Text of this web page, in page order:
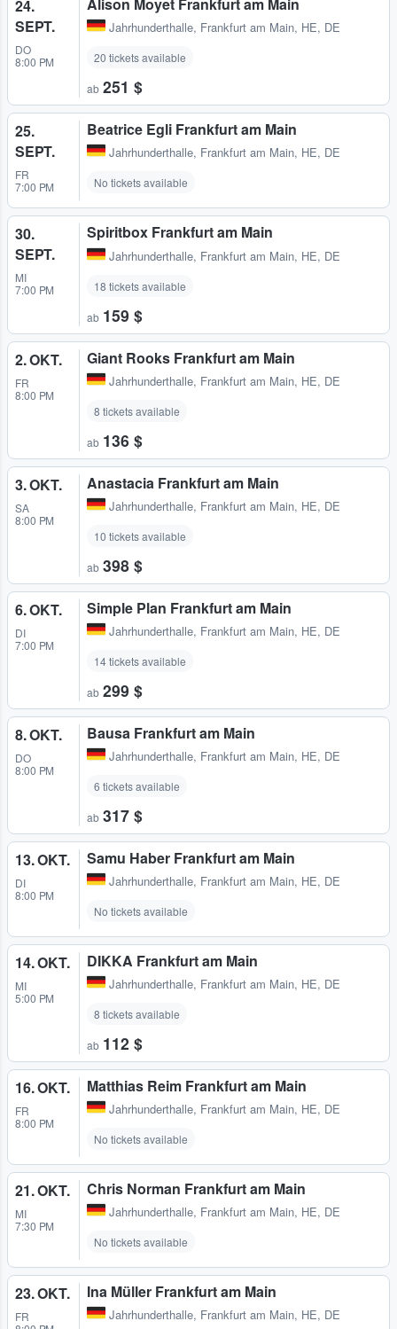
24.
SEPT.
DO
8:00 PM
Alison Moyet Frankfurt am Main
Jahrhunderthalle, Frankfurt am Main, HE, DE
20 tickets available
ab 251 $
25.
SEPT.
FR
7:00 PM
Beatrice Egli Frankfurt am Main
Jahrhunderthalle, Frankfurt am Main, HE, DE
No tickets available
30.
SEPT.
MI
7:00 PM
Spiritbox Frankfurt am Main
Jahrhunderthalle, Frankfurt am Main, HE, DE
18 tickets available
ab 159 $
2. OKT.
FR
8:00 PM
Giant Rooks Frankfurt am Main
Jahrhunderthalle, Frankfurt am Main, HE, DE
8 tickets available
ab 136 $
3. OKT.
SA
8:00 PM
Anastacia Frankfurt am Main
Jahrhunderthalle, Frankfurt am Main, HE, DE
10 tickets available
ab 398 $
6. OKT.
DI
7:00 PM
Simple Plan Frankfurt am Main
Jahrhunderthalle, Frankfurt am Main, HE, DE
14 tickets available
ab 299 $
8. OKT.
DO
8:00 PM
Bausa Frankfurt am Main
Jahrhunderthalle, Frankfurt am Main, HE, DE
6 tickets available
ab 317 $
13. OKT.
DI
8:00 PM
Samu Haber Frankfurt am Main
Jahrhunderthalle, Frankfurt am Main, HE, DE
No tickets available
14. OKT.
MI
5:00 PM
DIKKA Frankfurt am Main
Jahrhunderthalle, Frankfurt am Main, HE, DE
8 tickets available
ab 112 $
16. OKT.
FR
8:00 PM
Matthias Reim Frankfurt am Main
Jahrhunderthalle, Frankfurt am Main, HE, DE
No tickets available
21. OKT.
MI
7:30 PM
Chris Norman Frankfurt am Main
Jahrhunderthalle, Frankfurt am Main, HE, DE
No tickets available
23. OKT.
FR
Ina Müller Frankfurt am Main
Jahrhunderthalle, Frankfurt am Main, HE, DE